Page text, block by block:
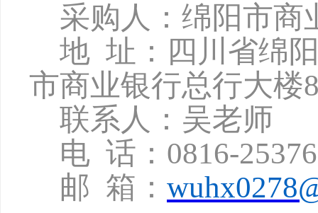
采购人：绵阳市商
地 址：四川省绵
市商业银行总行大楼
联系人：吴老师
电 话： 0816-
邮 箱：